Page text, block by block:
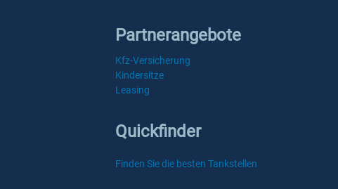
Partnerangebote
Kfz-Versicherung
Kindersitze
Leasing
Quickfinder
Finden Sie die besten Tankstellen